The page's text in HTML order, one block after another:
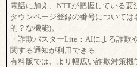
電話に加え、NTTが把握している要
タウンページ登録の番号について
的？な機能)。
・詐欺バスターLite：AIによる詐欺
関する通知が利用できる
有料版では、より幅広い詐欺対策機